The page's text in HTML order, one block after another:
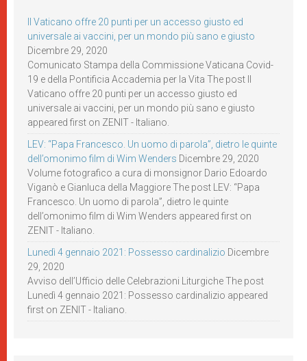
Il Vaticano offre 20 punti per un accesso giusto ed
universale ai vaccini, per un mondo più sano e giusto
Dicembre 29, 2020
Comunicato Stampa della Commissione Vaticana Covid-
19 e della Pontificia Accademia per la Vita The post Il
Vaticano offre 20 punti per un accesso giusto ed
universale ai vaccini, per un mondo più sano e giusto
appeared first on ZENIT - Italiano.
LEV: “Papa Francesco. Un uomo di parola”, dietro le quinte
dell’omonimo film di Wim Wenders Dicembre 29, 2020
Volume fotografico a cura di monsignor Dario Edoardo
Viganò e Gianluca della Maggiore The post LEV: “Papa
Francesco. Un uomo di parola”, dietro le quinte
dell’omonimo film di Wim Wenders appeared first on
ZENIT - Italiano.
Lunedì 4 gennaio 2021: Possesso cardinalizio Dicembre
29, 2020
Avviso dell’Ufficio delle Celebrazioni Liturgiche The post
Lunedì 4 gennaio 2021: Possesso cardinalizio appeared
first on ZENIT - Italiano.